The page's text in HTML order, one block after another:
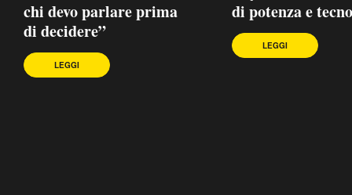
chi devo parlare prima
di decidere”
LEGGI
di potenza e
LEGGI